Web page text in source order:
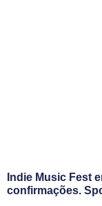
Indie Music Fest
confirmações.